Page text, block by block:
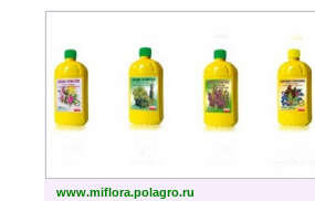
www.miflora.polagro.ru